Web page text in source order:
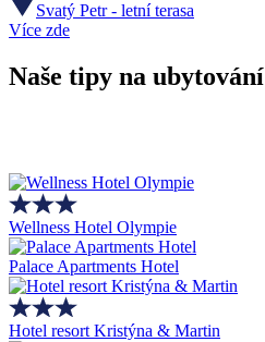
Svatý Petr - letní terasa
Více zde
Naše tipy na ubytování
Wellness Hotel Olympie
Palace Apartments Hotel
Hotel resort Kristýna & Martin